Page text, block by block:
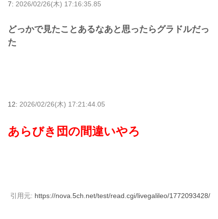
7: 2026/02/26(木) 17:16:35.85
どっかで見たことあるなあと思ったらグラドルだっ
た
12: 2026/02/26(木) 17:21:44.05
あらびき団の間違いやろ
引用元: https://nova.5ch.net/test/read.cgi/livegalileo/1772093428/